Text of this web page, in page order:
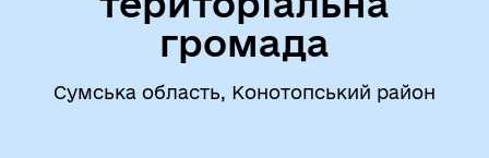
громада
Сумська область, Конотопський район